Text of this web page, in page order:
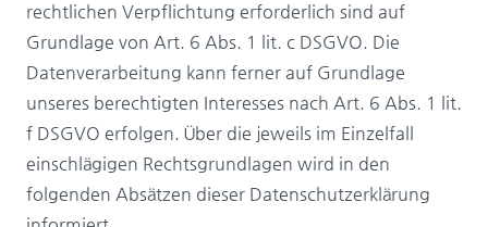
rechtlichen Verpflichtung erforderlich sind auf
Grundlage von Art. 6 Abs. 1 lit. c DSGVO. Die
Datenverarbeitung kann ferner auf Grundlage
unseres berechtigten Interesses nach Art. 6 Abs. 1 lit.
f DSGVO erfolgen. Über die jeweils im Einzelfall
einschlägigen Rechtsgrundlagen wird in den
folgenden Absätzen dieser Datenschutzerklärung